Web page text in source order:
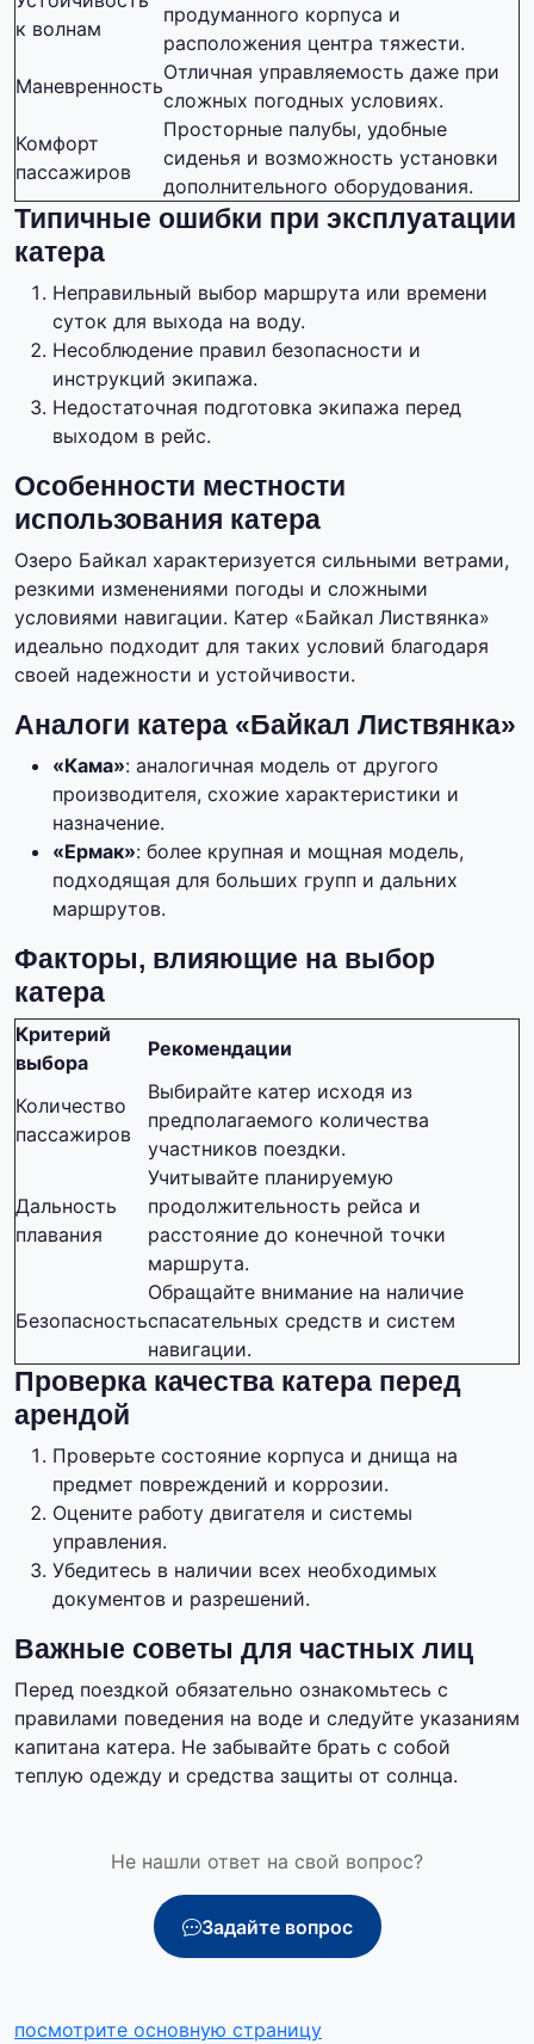
к волнам
продуманного корпуса и
расположения центра тяжести.
Маневренность
Отличная управляемость даже при
сложных погодных условиях.
Комфорт
пассажиров
Просторные палубы, удобные
сиденья и возможность установки
дополнительного оборудования.
Типичные ошибки при эксплуатации
катера
Неправильный выбор маршрута или времени
суток для выхода на воду.
Несоблюдение правил безопасности и
инструкций экипажа.
Недостаточная подготовка экипажа перед
выходом в рейс.
Особенности местности
использования катера
Озеро Байкал характеризуется сильными ветрами,
резкими изменениями погоды и сложными
условиями навигации. Катер «Байкал Листвянка»
идеально подходит для таких условий благодаря
своей надежности и устойчивости.
Аналоги катера «Байкал Листвянка»
«Кама»: аналогичная модель от другого
производителя, схожие характеристики и
назначение.
«Ермак»: более крупная и мощная модель,
подходящая для больших групп и дальних
маршрутов.
Факторы, влияющие на выбор
катера
Критерий
выбора
Рекомендации
Количество
пассажиров
Выбирайте катер исходя из
предполагаемого количества
участников поездки.
Дальность
плавания
Учитывайте планируемую
продолжительность рейса и
расстояние до конечной точки
маршрута.
Безопасность
Обращайте внимание на наличие
спасательных средств и систем
навигации.
Проверка качества катера перед
арендой
Проверьте состояние корпуса и днища на
предмет повреждений и коррозии.
Оцените работу двигателя и системы
управления.
Убедитесь в наличии всех необходимых
документов и разрешений.
Важные советы для частных лиц
Перед поездкой обязательно ознакомьтесь с
правилами поведения на воде и следуйте указаниям
капитана катера. Не забывайте брать с собой
теплую одежду и средства защиты от солнца.
Не нашли ответ на свой вопрос?
Задайте вопрос
посмотрите основную страницу